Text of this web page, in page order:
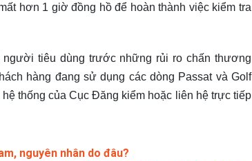
hơn 1 giờ đồng hồ để hoàn thành việc kiểm tra
tiêu dùng trước những rủi ro chấn thương
hàng đang sử dụng các dòng Passat và Golf
thống của Cục Đăng kiểm hoặc liên hệ trực tiếp
nguyên nhân do đâu?